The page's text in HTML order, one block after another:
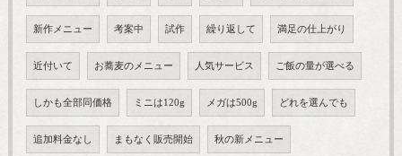
新作メニュー 考案中 試作 繰り返して 満足の仕上がり
近付いて お蕎麦のメニュー 人気サービス ご飯の量が選べる
しかも全部同価格 ミニは120g メガは500g どれを選んでも
追加料金なし まもなく販売開始 秋の新メニュー